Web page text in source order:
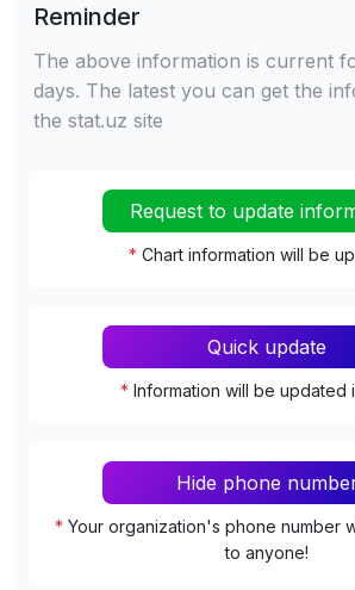
Reminder
The above information is current
days. The latest you can get the
the stat.uz site
Request to update
* Chart information will be
Quick update
* Information will be updated
Hide phone
* Your organization's phone number
to anyone!